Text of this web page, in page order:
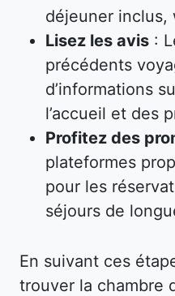
déjeuner inclus,
Lisez les avis :
précédents
d’informations
l’accueil et des
Profitez des
plateformes
pour les
séjours de
En suivant ces
trouver la chambre